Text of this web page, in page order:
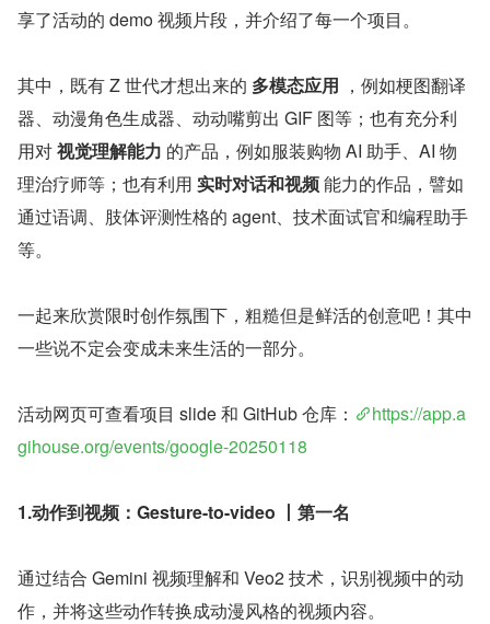
享了活动的 demo 视频片段，并介绍了每一个项目。
其中，既有 Z 世代才想出来的 多模态应用 ，例如梗图翻译
器、动漫角色生成器、动动嘴剪出 GIF 图等；也有充分利
用对 视觉理解能力 的产品，例如服装购物 AI 助手、AI 物
理治疗师等；也有利用 实时对话和视频 能力的作品，譬如
通过语调、肢体评测性格的 agent、技术面试官和编程助手
等。
一起来欣赏限时创作氛围下，粗糙但是鲜活的创意吧！其中
一些说不定会变成未来生活的一部分。
活动网页可查看项目 slide 和 GitHub 仓库：
https://app.a
gihouse.org/events/google-20250118
1.动作到视频：Gesture-to-video 丨第一名
通过结合 Gemini 视频理解和 Veo2 技术，识别视频中的动
作，并将这些动作转换成动漫风格的视频内容。